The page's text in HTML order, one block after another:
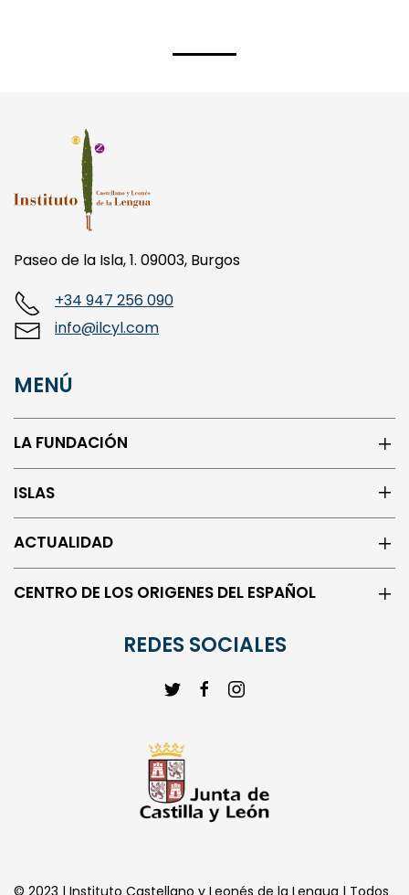
Paseo de la Isla, 1. 09003, Burgos
+34 947 256 090
info@ilcyl.com
MENÚ
LA FUNDACIÓN
ISLAS
ACTUALIDAD
CENTRO DE LOS ORIGENES DEL ESPAÑOL
REDES SOCIALES
© 2023 | Instituto Castellano y Leonés de la Lengua | Todos